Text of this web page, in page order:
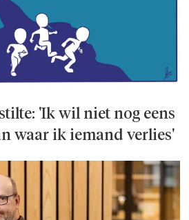
'Ik wil niet nog eens
waar ik iemand verlies'